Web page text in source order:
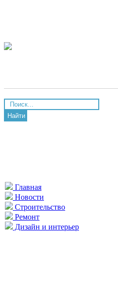
Найти
Главная
Новости
Строительство
Ремонт
Дизайн и интерьер